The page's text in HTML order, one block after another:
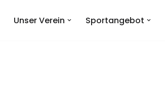
Unser Verein Sportangebot